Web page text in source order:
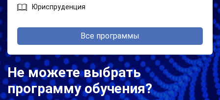
Юриспруденция
Все программы
Не можете выбрать
программу обучения?